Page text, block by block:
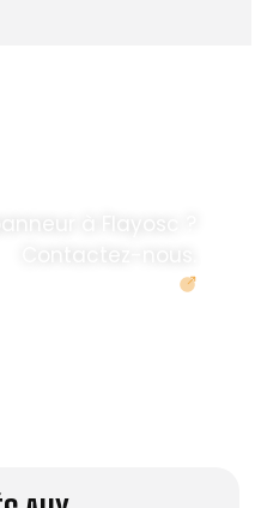
à Flayosc ?